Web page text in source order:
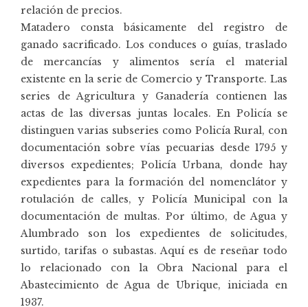
relación de precios.
Matadero consta básicamente del registro de
ganado sacrificado. Los conduces o guías, traslado
de mercancías y alimentos sería el material
existente en la serie de Comercio y Transporte. Las
series de Agricultura y Ganadería contienen las
actas de las diversas juntas locales. En Policía se
distinguen varias subseries como Policía Rural, con
documentación sobre vías pecuarias desde 1795 y
diversos expedientes; Policía Urbana, donde hay
expedientes para la formación del nomenclátor y
rotulación de calles, y Policía Municipal con la
documentación de multas. Por último, de Agua y
Alumbrado son los expedientes de solicitudes,
surtido, tarifas o subastas. Aquí es de reseñar todo
lo relacionado con la Obra Nacional para el
Abastecimiento de Agua de Ubrique, iniciada en
1937.